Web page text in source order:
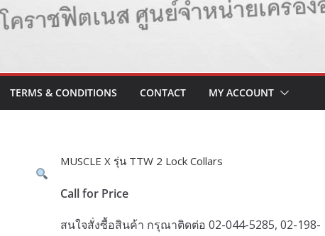
TERMS & CONDITIONS CONTACT MY ACCOUNT
MUSCLE X รุ่น TTW 2 Lock Collars
Call for Price
สนใจสั่งซื้อสินค้า กรุณาติดต่อ 02-044-5285, 02-198-